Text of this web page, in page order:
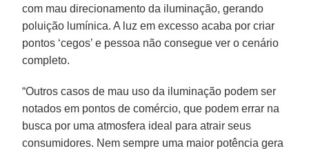
com mau direcionamento da iluminação, gerando
poluição lumínica. A luz em excesso acaba por criar
pontos ‘cegos’ e pessoa não consegue ver o cenário
completo.
“Outros casos de mau uso da iluminação podem ser
notados em pontos de comércio, que podem errar na
busca por uma atmosfera ideal para atrair seus
consumidores. Nem sempre uma maior potência gera